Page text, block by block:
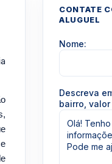
CONTATE
ALUGUEL
Nome:
Descreva
bairro,